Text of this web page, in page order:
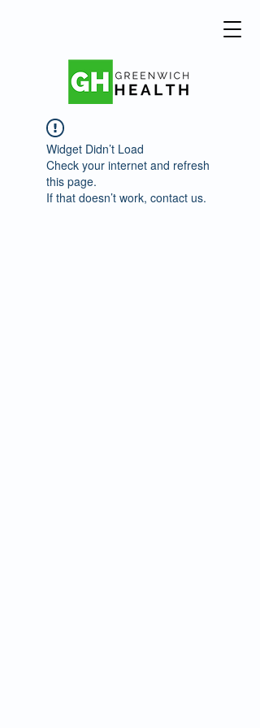
Widget Didn’t Load
Check your internet and refresh
this page.
If that doesn’t work, contact us.